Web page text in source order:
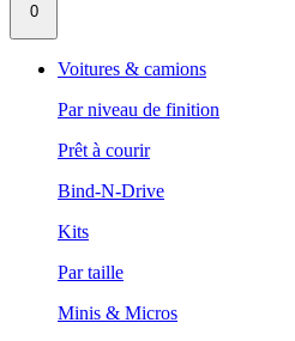
0
Voitures & camions
Par niveau de finition
Prêt à courir
Bind-N-Drive
Kits
Par taille
Minis & Micros